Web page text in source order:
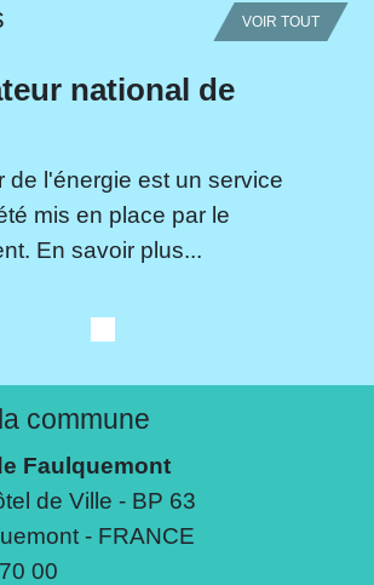
VOIR TOUT
national de
de l'énergie est un service
mis en place par le
En savoir plus...
commune
Faulquemont
de Ville - BP 63
- FRANCE
00